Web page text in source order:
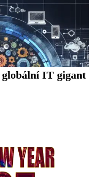
IT gigant